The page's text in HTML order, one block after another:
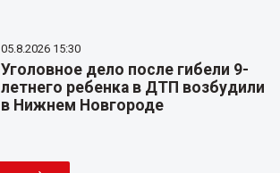
05.8.2026 15:30
Уголовное дело после гибели 9-
летнего ребенка в ДТП возбудили
в Нижнем Новгороде